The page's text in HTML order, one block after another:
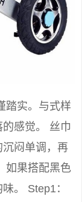
踏实。与式样
感觉。 丝巾
闷单调，再
如果搭配黑色
。 Step1：